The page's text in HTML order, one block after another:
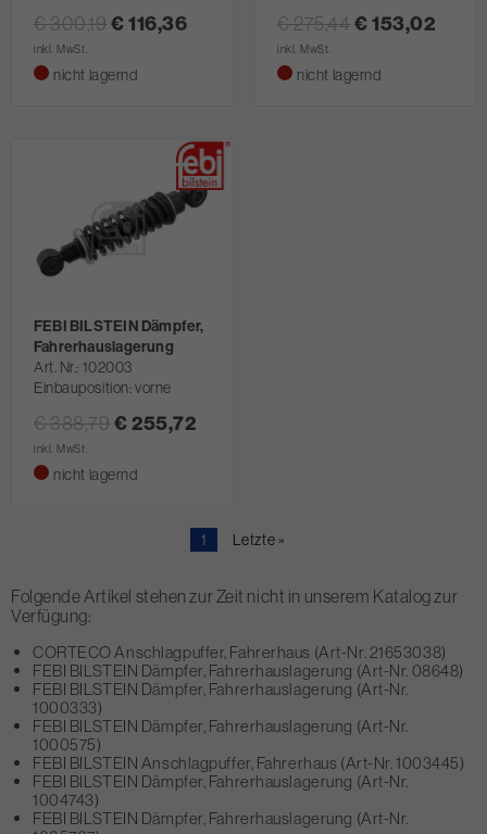
€ 300,19€ 116,36
inkl. MwSt.
nicht lagernd
€ 275,44€ 153,02
inkl. MwSt.
nicht lagernd
FEBI BILSTEIN Dämpfer,
Fahrerhauslagerung
Art. Nr. 102003
Einbauposition: vorne
€ 388,79€ 255,72
inkl. MwSt.
nicht lagernd
Aktuelle
Seite
1
Letzte
Letzte »
Folgende Artikel stehen zur Zeit nicht in unserem Katalog zur
Verfügung:
CORTECO Anschlagpuffer, Fahrerhaus (Art-Nr. 21653038)
FEBI BILSTEIN Dämpfer, Fahrerhauslagerung (Art-Nr. 08648)
FEBI BILSTEIN Dämpfer, Fahrerhauslagerung (Art-Nr.
1000333)
FEBI BILSTEIN Dämpfer, Fahrerhauslagerung (Art-Nr.
1000575)
FEBI BILSTEIN Anschlagpuffer, Fahrerhaus (Art-Nr. 1003445)
FEBI BILSTEIN Dämpfer, Fahrerhauslagerung (Art-Nr.
1004743)
FEBI BILSTEIN Dämpfer, Fahrerhauslagerung (Art-Nr.